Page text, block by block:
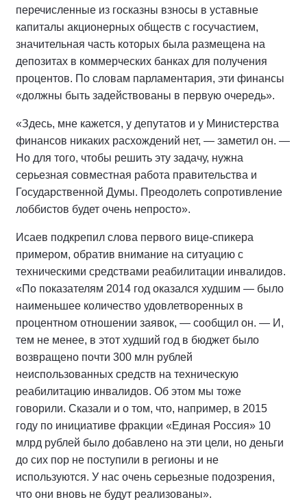
перечисленные из госказны взносы в уставные
капиталы акционерных обществ с госучастием,
значительная часть которых была размещена на
депозитах в коммерческих банках для получения
процентов. По словам парламентария, эти финансы
«должны быть задействованы в первую очередь».
«Здесь, мне кажется, у депутатов и у Министерства
финансов никаких расхождений нет, — заметил он. —
Но для того, чтобы решить эту задачу, нужна
серьезная совместная работа правительства и
Государственной Думы. Преодолеть сопротивление
лоббистов будет очень непросто».
Исаев подкрепил слова первого вице-спикера
примером, обратив внимание на ситуацию с
техническими средствами реабилитации инвалидов.
«По показателям 2014 год оказался худшим — было
наименьшее количество удовлетворенных в
процентном отношении заявок, — сообщил он. — И,
тем не менее, в этот худший год в бюджет было
возвращено почти 300 млн рублей
неиспользованных средств на техническую
реабилитацию инвалидов. Об этом мы тоже
говорили. Сказали и о том, что, например, в 2015
году по инициативе фракции «Единая Россия» 10
млрд рублей было добавлено на эти цели, но деньги
до сих пор не поступили в регионы и не
используются. У нас очень серьезные подозрения,
что они вновь не будут реализованы».